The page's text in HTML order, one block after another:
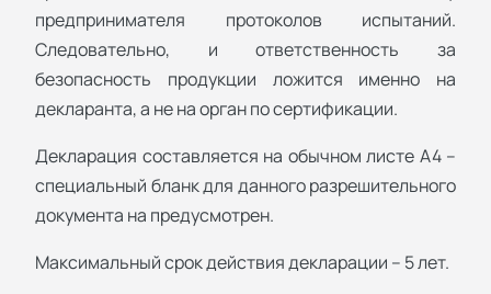
предпринимателя протоколов испытаний.
Следовательно, и ответственность за
безопасность продукции ложится именно на
декларанта, а не на орган по сертификации.
Декларация составляется на обычном листе А4 –
специальный бланк для данного разрешительного
документа на предусмотрен.
Максимальный срок действия декларации – 5 лет.